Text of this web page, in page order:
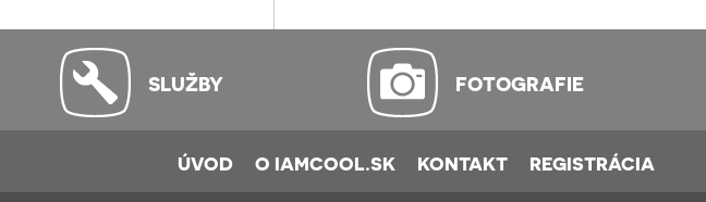
SLUŽBY FOTOGRAFIE
ÚVOD O IAMCOOL.SK KONTAKT REGISTRÁCIA